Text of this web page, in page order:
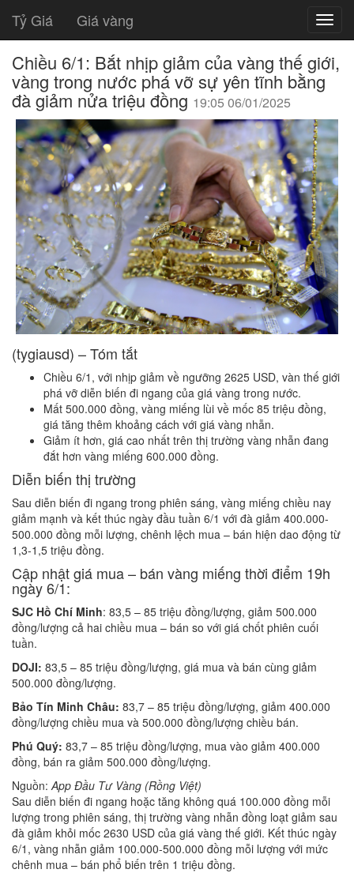
Tỷ Giá Giá vàng
Chiều 6/1: Bắt nhịp giảm của vàng thế giới,
vàng trong nước phá vỡ sự yên tĩnh bằng
đà giảm nửa triệu đồng 19:05 06/01/2025
(tygiausd) – Tóm tắt
Chiều 6/1, với nhịp giảm về ngưỡng 2625 USD, vàn thế giới
phá vỡ diễn biến đi ngang của giá vàng trong nước.
Mất 500.000 đồng, vàng miếng lùi về mốc 85 triệu đồng,
giá tăng thêm khoảng cách với giá vàng nhẫn.
Giảm ít hơn, giá cao nhất trên thị trường vàng nhẫn đang
đắt hơn vàng miếng 600.000 đồng.
Diễn biến thị trường
Sau diễn biến đi ngang trong phiên sáng, vàng miếng chiều nay
giảm mạnh và kết thúc ngày đầu tuần 6/1 với đà giảm 400.000-
500.000 đồng mỗi lượng, chênh lệch mua – bán hiện dao động từ
1,3-1,5 triệu đồng.
Cập nhật giá mua – bán vàng miếng thời điểm 19h
ngày 6/1:
SJC Hồ Chí Minh: 83,5 – 85 triệu đồng/lượng, giảm 500.000
đồng/lượng cả hai chiều mua – bán so với giá chốt phiên cuối
tuần.
DOJI: 83,5 – 85 triệu đồng/lượng, giá mua và bán cùng giảm
500.000 đồng/lượng.
Bảo Tín Minh Châu: 83,7 – 85 triệu đồng/lượng, giảm 400.000
đồng/lượng chiều mua và 500.000 đồng/lượng chiều bán.
Phú Quý: 83,7 – 85 triệu đồng/lượng, mua vào giảm 400.000
đồng, bán ra giảm 500.000 đồng/lượng.
Nguồn: App Đầu Tư Vàng (Rồng Việt)
Sau diễn biến đi ngang hoặc tăng không quá 100.000 đồng mỗi
lượng trong phiên sáng, thị trường vàng nhẫn đồng loạt giảm sau
đà giảm khỏi mốc 2630 USD của giá vàng thế giới. Kết thúc ngày
6/1, vàng nhẫn giảm 100.000-500.000 đồng mỗi lượng với mức
chênh mua – bán phổ biến trên 1 triệu đồng.